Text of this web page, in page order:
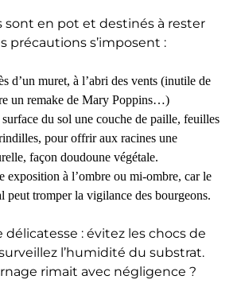
sont en pot et destinés à rester
précautions s’imposent :
d’un muret, à l’abri des vents (inutile de
un remake de Mary Poppins…)
du sol une couche de paille, feuilles
pour offrir aux racines une
façon doudoune végétale.
exposition à l’ombre ou mi-ombre, car le
peut tromper la vigilance des bourgeons.
délicatesse : évitez les chocs de
l’humidité du substrat.
rimait avec négligence ?